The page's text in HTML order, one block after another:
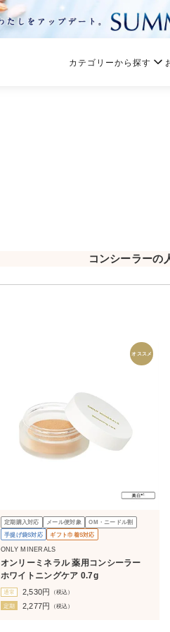
カテゴリーから探す
コンシーラーの
オススメ
定期購入対応 メール便対象
OM・ニードル割
手提げ袋S対応
ギフト巾着S対応
ONLY MINERALS
オンリーミネラル 薬用コンシーラー
ホワイトニングケア 0.7g
通常 2,530円
（税込）
定期
2,277円 （税込）